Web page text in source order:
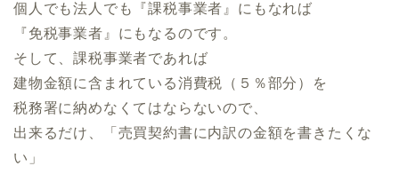
個人でも法人でも『課税事業者』にもなれば
『免税事業者』にもなるのです。
そして、課税事業者であれば
建物金額に含まれている消費税（５％部分）を
税務署に納めなくてはならないので、
出来るだけ、「売買契約書に内訳の金額を書きたくな
い」